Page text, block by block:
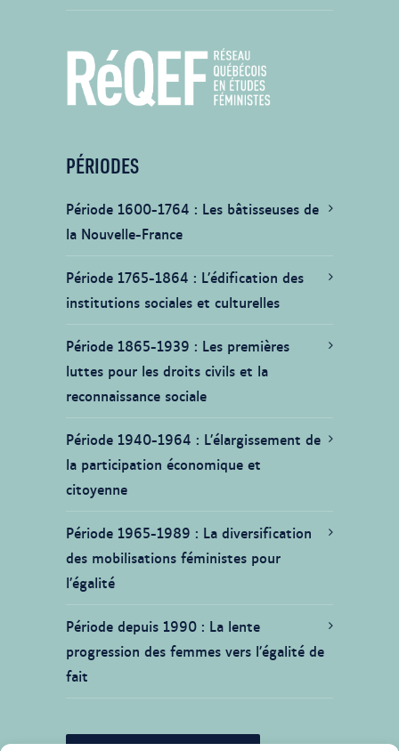
PÉRIODES
Période 1600-1764
Les bâtisseuses de
la Nouvelle-France
Période 1765-1864
L’édification des
institutions sociales et culturelles
Période 1865-1939
Les premières
luttes pour les droits civils et la
reconnaissance sociale
Période 1940-1964
L’élargissement de
la participation économique et
citoyenne
Période 1965-1989
La diversification
des mobilisations féministes pour
l’égalité
Période depuis 1990 La lente
progression des femmes vers l’égalité de
fait